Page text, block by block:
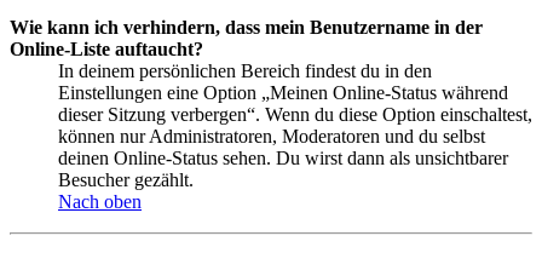
Wie kann ich verhindern, dass mein Benutzername in der
Online-Liste auftaucht?
In deinem persönlichen Bereich findest du in den
Einstellungen eine Option „Meinen Online-Status während
dieser Sitzung verbergen“. Wenn du diese Option einschaltest,
können nur Administratoren, Moderatoren und du selbst
deinen Online-Status sehen. Du wirst dann als unsichtbarer
Besucher gezählt.
Nach oben